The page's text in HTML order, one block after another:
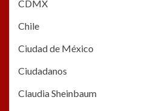
CDMX
Chile
Ciudad de México
Ciudadanos
Claudia Sheinbaum